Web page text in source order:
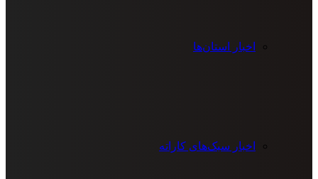
اخبار استان‌ها
اخبار سبک‌های کاراته